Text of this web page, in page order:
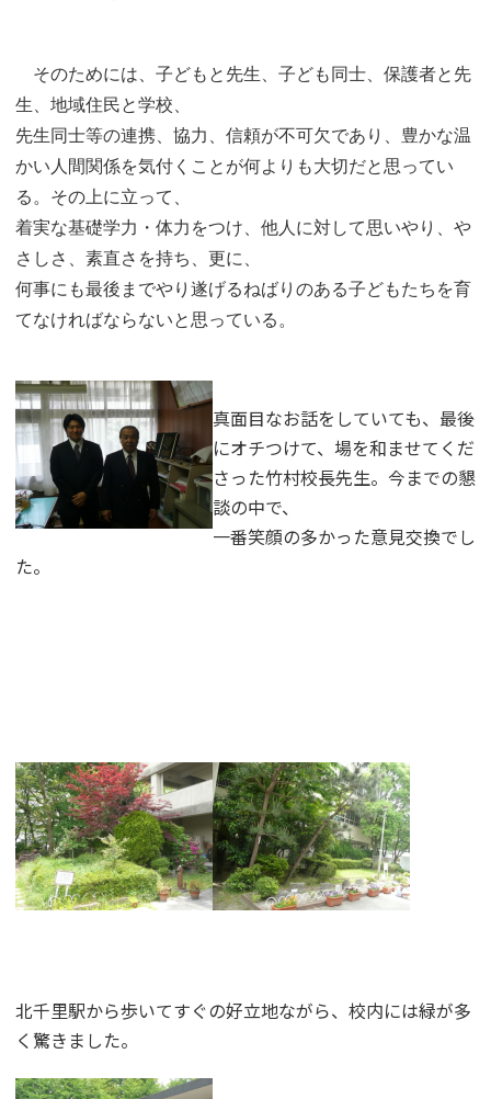
そのためには、子どもと先生、子ども同士、保護者と先
生、地域住民と学校、
先生同士等の連携、協力、信頼が不可欠であり、豊かな温
かい人間関係を気付くことが何よりも大切だと思ってい
る。その上に立って、
着実な基礎学力・体力をつけ、他人に対して思いやり、や
さしさ、素直さを持ち、更に、
何事にも最後までやり遂げるねばりのある子どもたちを育
てなければならないと思っている。
真面目なお話をしていても、最後
にオチつけて、場を和ませてくだ
さった竹村校長先生。今までの懇
談の中で、
一番笑顔の多かった意見交換でし
た。
北千里駅から歩いてすぐの好立地ながら、校内には緑が多
く驚きました。